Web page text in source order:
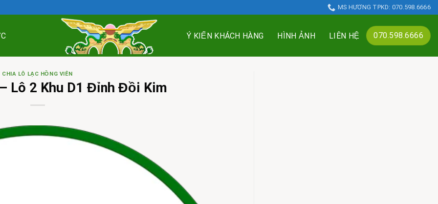
MS HƯƠNG TPKD: 070.598.6666
Ý KIẾN KHÁCH HÀNG HÌNH ẢNH LIÊN HỆ 070.598.6666
CHIA LÔ LẠC HỒNG VIÊN
Lô 2 Khu D1 Đỉnh Đồi Kim